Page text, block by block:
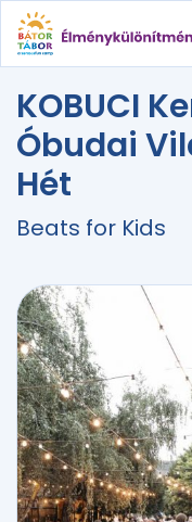
KOBUCI
Óbudai
Hét
Beats for Kids